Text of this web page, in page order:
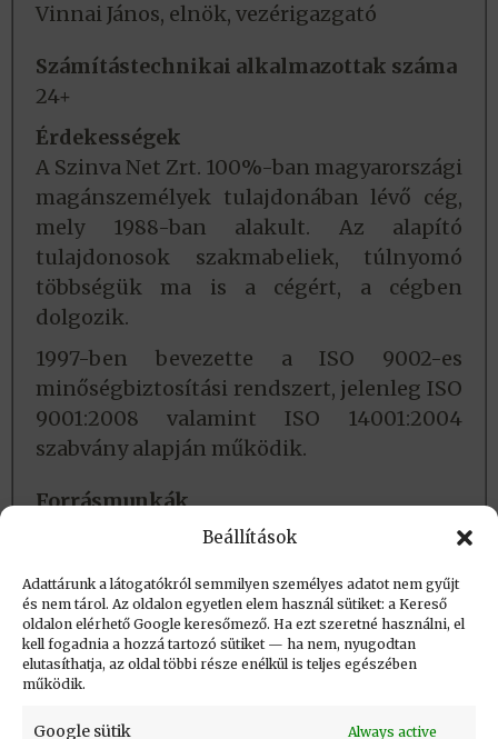
Beállítások
Adattárunk a látogatókról semmilyen személyes adatot nem gyűjt
és nem tárol. Az oldalon egyetlen elem használ sütiket: a Kereső
oldalon elérhető Google keresőmező. Ha ezt szeretné használni, el
kell fogadnia a hozzá tartozó sütiket — ha nem, nyugodtan
elutasíthatja, az oldal többi része enélkül is teljes egészében
működik.
Google sütik Always active
Vinnai János, elnök, vezérigazgató
Számítástechnikai alkalmazottak száma
24+
Érdekességek
A Szinva Net Zrt. 100%-ban magyarországi
magánszemélyek tulajdonában lévő cég,
mely 1988-ban alakult. Az alapító
tulajdonosok szakmabeliek, túlnyomó
többségük ma is a cégért, a cégben
dolgozik.
1997-ben bevezette a ISO 9002-es
minőségbiztosítási rendszert, jelenleg ISO
9001:2008 valamint ISO 14001:2004
szabvány alapján működik.
Forrásmunkák
Létrehozva: 2020.04.19. 21:10
Utolsó módosítás: 2022.04.21. 22:50